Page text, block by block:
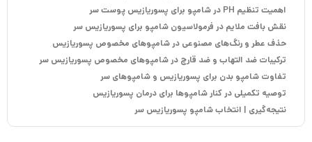
اهمیت تنظیم PH در شامپو برای پسوریازیس پوست سر
نقش بافت ملایم در فرمولاسیون شامپو برای پسوریازیس سر
حذف عطر و رنگ‌های مصنوعی در شامپوهای مخصوص پسوریازیس
ترکیبات ضد التهاب و ضد قارچ در شامپوهای مخصوص پسوریازیس سر
تفاوت شامپو بدن برای پسوریازیس و شامپوهای سر
توصیه تکمیلی در کنار شامپوها برای درمان پسوریازیس
نتیجه‌گیری | انتخاب شامپو پسوریازیس سر